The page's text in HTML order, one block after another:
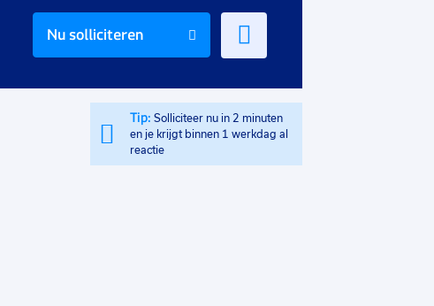
Nu solliciteren
favorieten
Tip: Solliciteer nu in 2 minuten
en je krijgt binnen 1 werkdag al
reactie